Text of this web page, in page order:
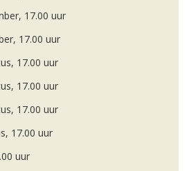
17.00 uur
17.00 uur
17.00 uur
17.00 uur
17.00 uur
17.00 uur
uur